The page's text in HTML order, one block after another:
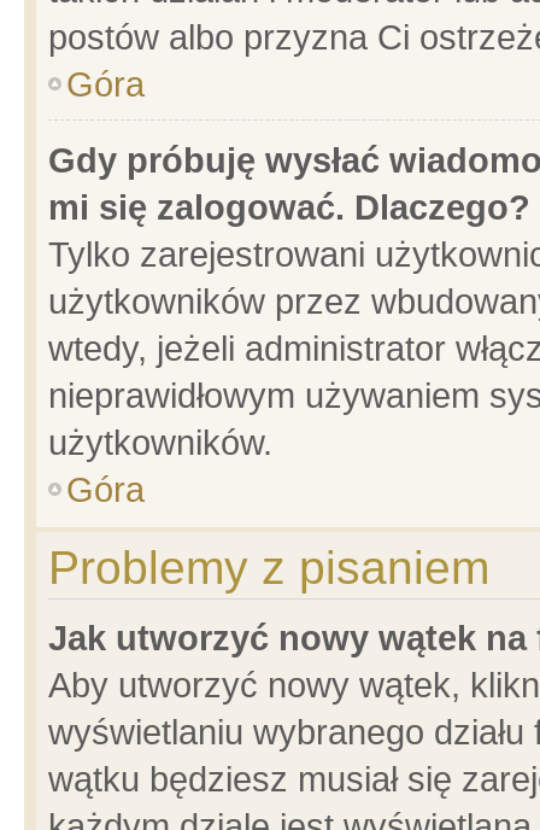
postów albo przyzna Ci
Góra
Gdy próbuję wysłać
mi się zalogować. Dlaczego?
Tylko zarejestrowani
użytkowników przez
wtedy, jeżeli administrator
nieprawidłowym używaniem
użytkowników.
Góra
Problemy z pisaniem
Jak utworzyć nowy wątek na
Aby utworzyć nowy wątek,
wyświetlaniu wybranego
wątku będziesz musiał się